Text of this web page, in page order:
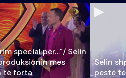
special për…"/ Selin
mes
të forta
Selin
pestë të